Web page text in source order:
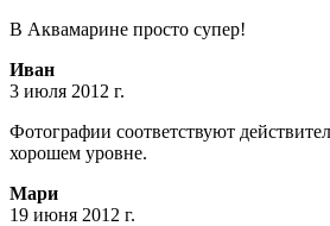
В Аквамарине просто супер!
Иван
3 июля 2012 г.
Фотографии соответствуют
хорошем уровне.
Мари
19 июня 2012 г.